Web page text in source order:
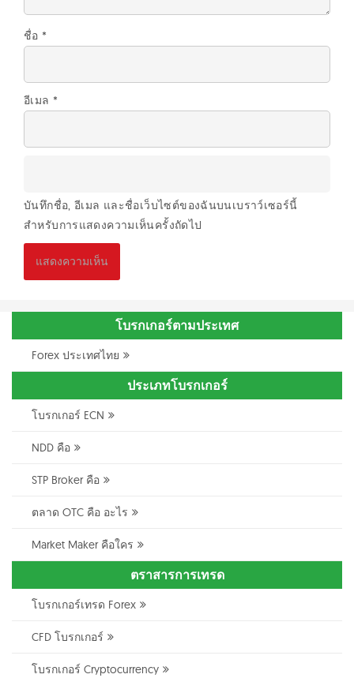
ชื่อ *
อีเมล *
บันทึกชื่อ, อีเมล และชื่อเว็บไซต์ของฉันบนเบราว์เซอร์นี้
สำหรับการแสดงความเห็นครั้งถัดไป
โบรกเกอร์ตามประเทศ
Forex ประเทศไทย
ประเภทโบรกเกอร์
โบรกเกอร์ ECN
NDD คือ
STP Broker คือ
ตลาด OTC คือ อะไร
Market Maker คือใคร
ตราสารการเทรด
โบรกเกอร์เทรด Forex
CFD โบรกเกอร์
โบรกเกอร์ Cryptocurrency